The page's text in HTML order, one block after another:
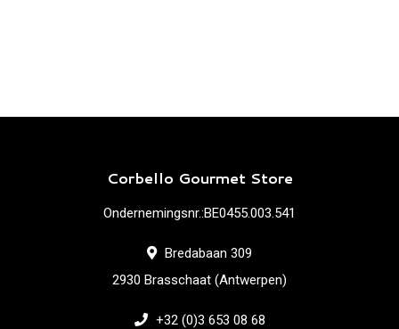
Corbello Gourmet Store
Ondernemingsnr.:BE0455.003.541
Bredabaan 309
2930 Brasschaat (Antwerpen)
+32 (0)3 653 08 68